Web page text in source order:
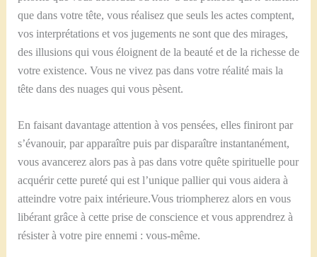
que dans votre tête, vous réalisez que seuls les actes comptent,
vos interprétations et vos jugements ne sont que des mirages,
des illusions qui vous éloignent de la beauté et de la richesse de
votre existence. Vous ne vivez pas dans votre réalité mais la
tête dans des nuages qui vous pèsent.
En faisant davantage attention à vos pensées, elles finiront par
s’évanouir, par apparaître puis par disparaître instantanément,
vous avancerez alors pas à pas dans votre quête spirituelle pour
acquérir cette pureté qui est l’unique pallier qui vous aidera à
atteindre votre paix intérieure.Vous triompherez alors en vous
libérant grâce à cette prise de conscience et vous apprendrez à
résister à votre pire ennemi : vous-même.